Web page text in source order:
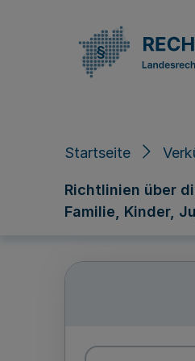
Startseite
Richtlinien über
Familie, Kinder,